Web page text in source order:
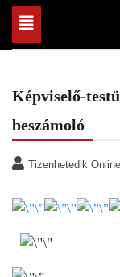
Toggle
navigation
Képviselő-
beszámoló
Tizenhetedik Online